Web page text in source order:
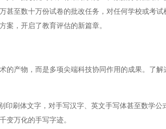
至数十万份试卷的批改任务，对任何学校或考试
案，开启了教育评估的新篇章。
产物，而是多项尖端科技协同作用的成果。了解
刷体文字，对手写汉字、英文手写体甚至数学公
变万化的手写字迹。